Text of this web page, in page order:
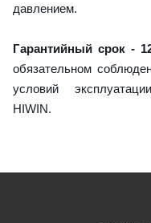
давлением.
Гарантийный срок -
обязательном
условий
HIWIN.